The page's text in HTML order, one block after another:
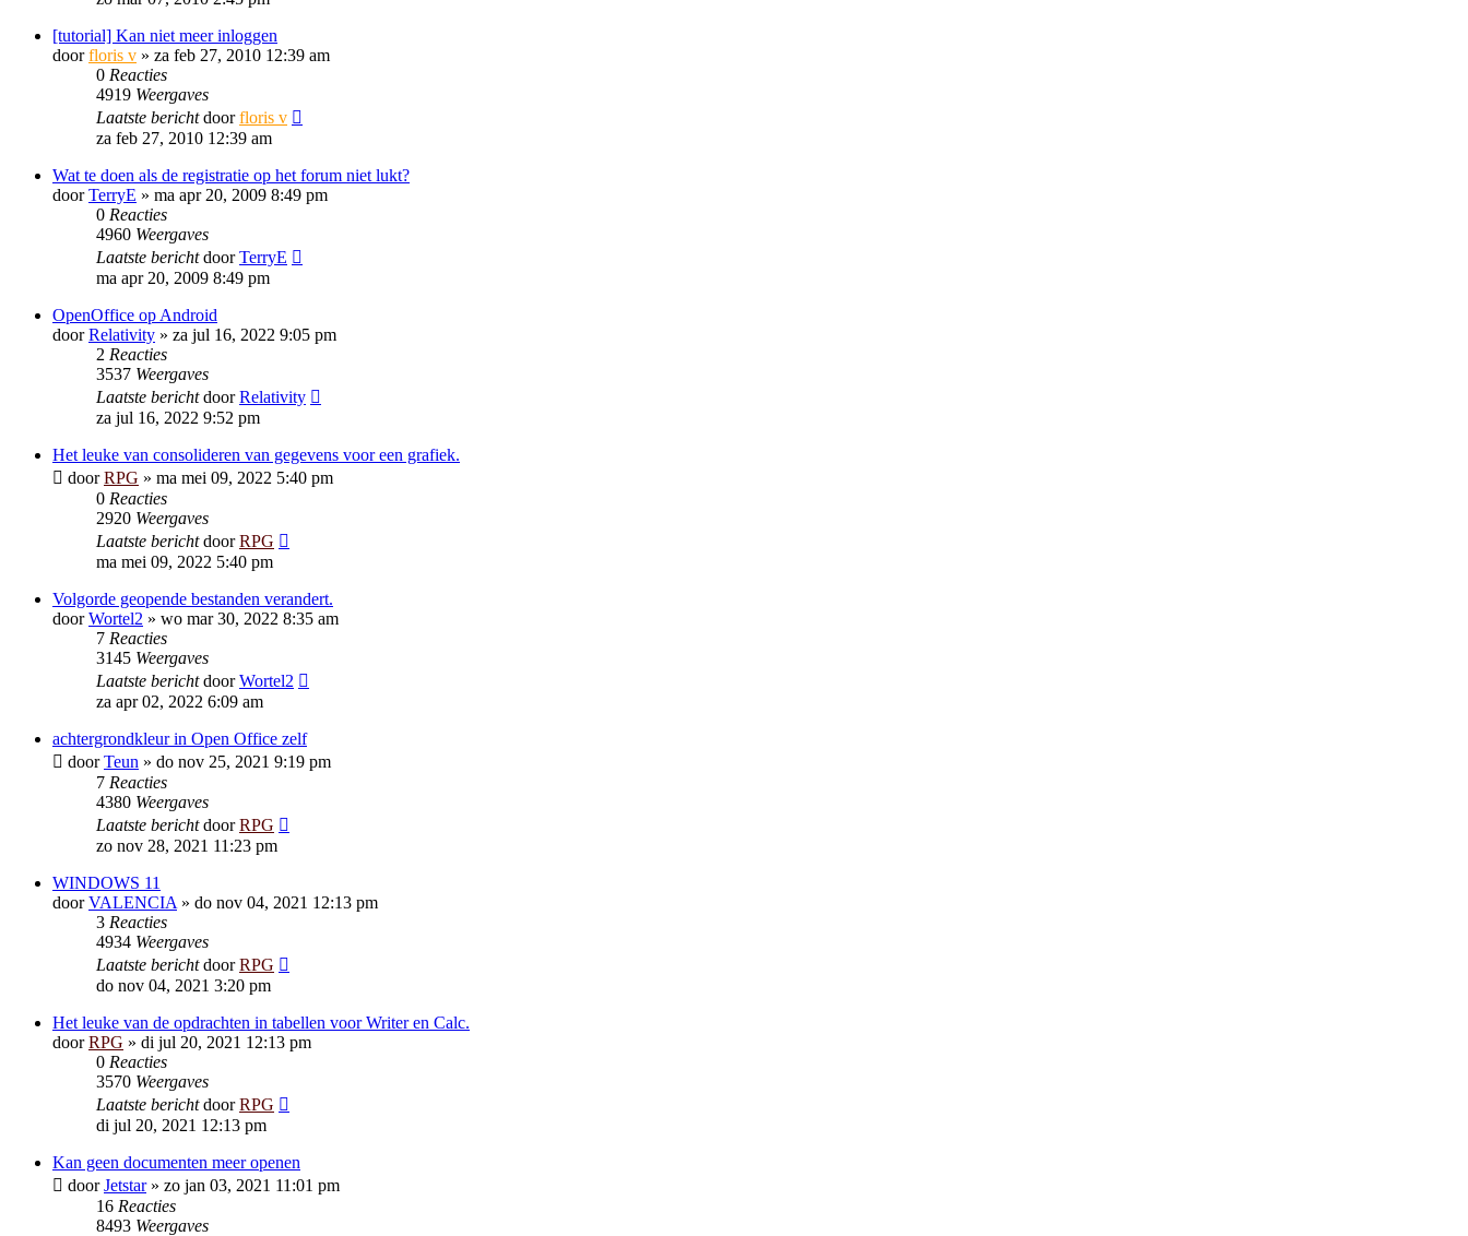
[tutorial] Kan niet meer inloggen
doorfloris v » za feb 27, 2010 12:39 am
0 Reacties
4919 Weergaves
Laatste berichtdoorfloris v
za feb 27, 2010 12:39 am
Wat te doen als de registratie op het forum niet lukt?
doorTerryE » ma apr 20, 2009 8:49 pm
0 Reacties
4960 Weergaves
Laatste berichtdoorTerryE
ma apr 20, 2009 8:49 pm
OpenOffice op Android
doorRelativity » za jul 16, 2022 9:05 pm
2 Reacties
3537 Weergaves
Laatste berichtdoorRelativity
za jul 16, 2022 9:52 pm
Het leuke van consolideren van gegevens voor een grafiek.
doorRPG » ma mei 09, 2022 5:40 pm
0 Reacties
2920 Weergaves
Laatste berichtdoorRPG
ma mei 09, 2022 5:40 pm
Volgorde geopende bestanden verandert.
doorWortel2 » wo mar 30, 2022 8:35 am
7 Reacties
3145 Weergaves
Laatste berichtdoorWortel2
za apr 02, 2022 6:09 am
achtergrondkleur in Open Office zelf
doorTeun » do nov 25, 2021 9:19 pm
7 Reacties
4380 Weergaves
Laatste berichtdoorRPG
zo nov 28, 2021 11:23 pm
WINDOWS 11
doorVALENCIA » do nov 04, 2021 12:13 pm
3 Reacties
4934 Weergaves
Laatste berichtdoorRPG
do nov 04, 2021 3:20 pm
Het leuke van de opdrachten in tabellen voor Writer en Calc.
doorRPG » di jul 20, 2021 12:13 pm
0 Reacties
3570 Weergaves
Laatste berichtdoorRPG
di jul 20, 2021 12:13 pm
Kan geen documenten meer openen
doorJetstar» zo jan 03, 2021 11:01 pm
16 Reacties
8493 Weergaves